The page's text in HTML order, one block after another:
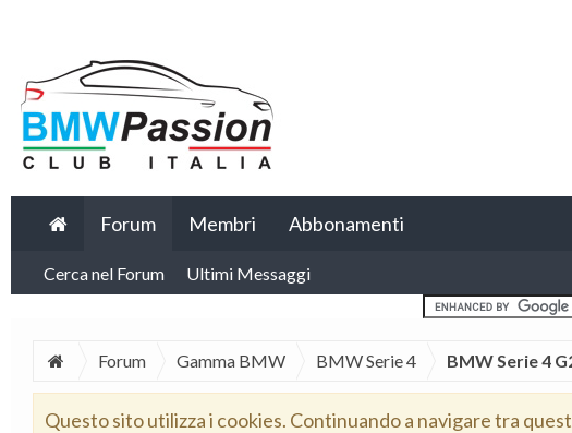
Forum
Cerca nel Forum Ultimi Messaggi
Membri Abbonamenti
Forum Gamma BMW BMW Serie 4 BMW Serie 4
Questo sito utilizza i cookies. Continuando a navigare tra